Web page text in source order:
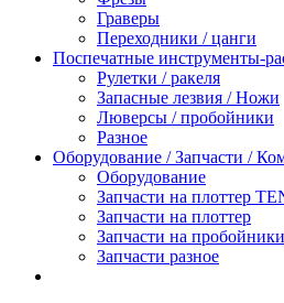
Граверы
Переходники / цанги
Поспечатные инструменты-
Рулетки / ракеля
Запасные лезвия / Ножи
Люверсы / пробойники
Разное
Оборудование / Запчасти /
Оборудование
Запчасти на плоттер
Запчасти на плоттер
Запчасти на пробойники
Запчасти разное